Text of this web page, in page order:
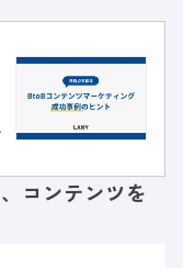
コンテンツを